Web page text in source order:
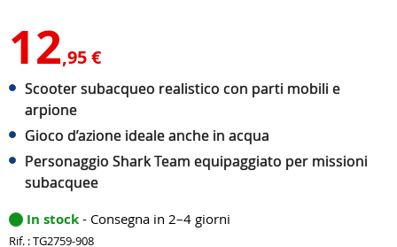
12,95 €
Scooter subacqueo realistico con parti mobili e
arpione
Gioco d’azione ideale anche in acqua
Personaggio Shark Team equipaggiato per missioni
subacquee
In stock - Consegna in 2–4 giorni
Rif. : TG2759-908